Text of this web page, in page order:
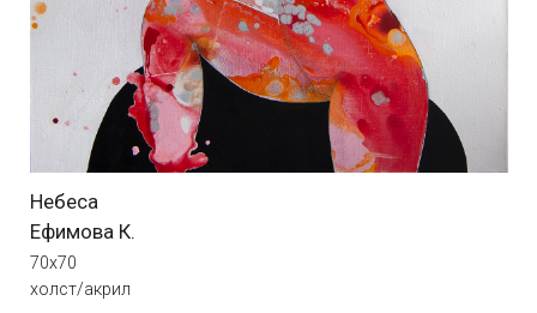
Политика конфиденциальности
*Meta признана экстремистской организацией в России.
Оферта